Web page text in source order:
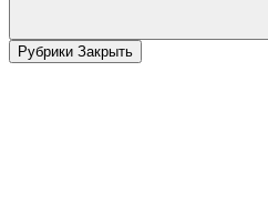
Рубрики Закрыть